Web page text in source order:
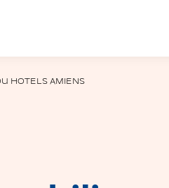
HOTELS AMIENS